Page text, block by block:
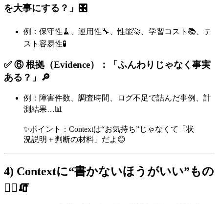
を大事にする？」🎛️
例：保守性🧹、運用性🔧、性能🚀、学習コスト📚、テ
スト容易性🧪
✅ ⑥ 根拠（Evidence）：「ふんわりじゃなく事実
ある？」🔎
例：障害件数、調査時間、ログ不足で詰んだ事例、計
測結果…📊
✨ポイント：Contextは“お気持ち”じゃなくて「状
況説明＋判断の材料」だよ😊
4) Contextに“書かないほうがいい”もの
🙅‍♀️🧯